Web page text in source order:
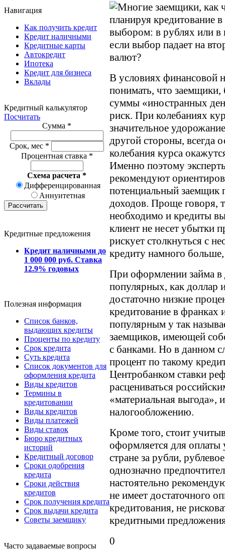
Навигация
Как получить кредит
Кредит наличными
Кредитные карты
Автокредит
Ипотека
Кредит для бизнеса
Вклады
Кредитный калькулятор
Посчитать
Сумма *
Срок, мес *
Процентная ставка *
Схема расчета *
Дифференцированная
Аннуитетная
Кредитные предложения
Кредит наличными до
1 000 000 руб. Ставка
12.9% годовых
Полезная информация
Список банков,
выдающих кредиты
Проценты по кредиту
Срок кредита
Суть кредита
Список документов для
оформления кредита
Виды кредитов
Термины в
кредитовании
Виды кредитов
Виды платежей
Виды ставок
Бюро кредитных
историй
Кредитный договор
Сроки одобрения
кредита
Сроки действия
кредитов
Срок получения кредита
Срок выдачи кредита
Советы заемщику
Часто задаваемые вопросы
Многие заемщики, как
планируя кредитование
выбором: в рублях или в
если выбор падает на
валют?
В условиях финансовой
понимать, что
суммы «иностранных
риск. При колебаниях
значительное
другой стороны, всегда
колебания курса
Именно поэтому
рекомендуют
потенциальный заемщик
доходов. Проще говоря,
необходимо и кредиты
клиент не несет убытки
рискует столкнуться с
кредиту намного
При оформлении займа в
популярных, как доллар
достаточно низкие
кредитование в франках
популярным у так
заемщиков, имеющей
с банками. Но в данном
процент по такому
Центробанком ставки
расцениваться
«материальная выгода»,
налогообложению.
Кроме того, стоит
оформляется для оплаты
стране за рубли,
однозначно
настоятельно
не имеет достаточного
кредитования, не
кредитными
0